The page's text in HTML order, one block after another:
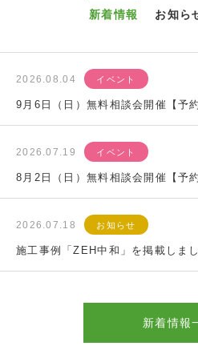
新着情報 お知ら
2026.08.04 イベント
9月6日（日）無料相談会開催【予約
2026.07.19 イベント
8月2日（日）無料相談会開催【予約
2026.07.18 お知らせ
施工事例「ZEH中和」を掲載しま
新着情報